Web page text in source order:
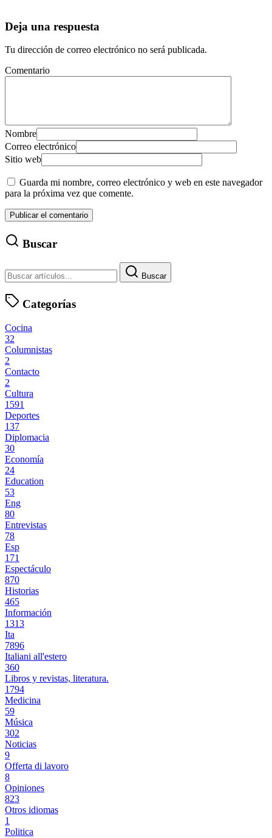
Deja una respuesta
Tu dirección de correo electrónico no será publicada.
Comentario
Nombre
Correo electrónico
Sitio web
Guarda mi nombre, correo electrónico y web en este navegador
para la próxima vez que comente.
Buscar
Buscar
Categorías
Cocina
32
Columnistas
2
Contacto
2
Cultura
1591
Deportes
137
Diplomacia
30
Economía
24
Education
53
Eng
80
Entrevistas
78
Esp
171
Espectáculo
870
Historias
465
Información
1313
Ita
7896
Italiani all'estero
360
Libros y revistas, literatura.
1794
Medicina
59
Música
302
Noticias
9
Offerta di lavoro
8
Opiniones
823
Otros idiomas
1
Politica